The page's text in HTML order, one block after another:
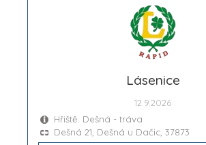
Lásenice
12.9.2026
Hřiště: Dešná - tráva
Dešná 21, Dešná u Dačic, 37873